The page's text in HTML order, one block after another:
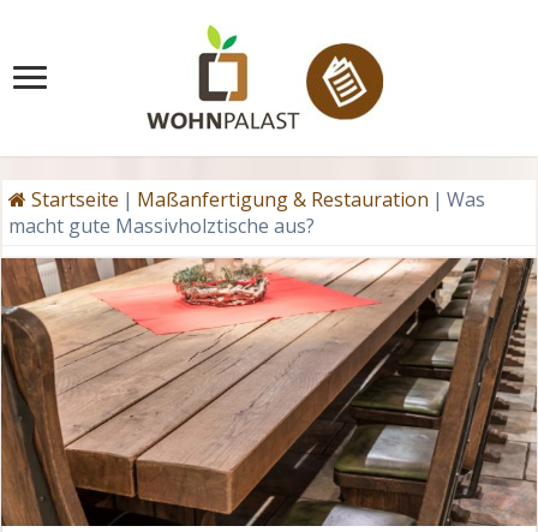
Startseite | Maßanfertigung & Restauration | Was
macht gute Massivholztische aus?